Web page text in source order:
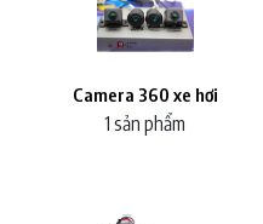
Camera 360 xe hơi
1 sản phẩm